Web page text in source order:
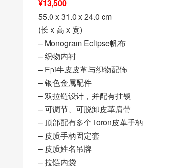
¥13,500
55.0 x 31.0 x 24.0 cm
(长 x 高 x 宽)
– Monogram Eclipse帆布
– 织物内衬
– Epi牛皮皮革与织物配饰
– 银色金属配件
– 双拉链设计，并配有挂锁
– 可调节、可脱卸皮革肩带
– 顶部配有多个Toron皮革手柄
– 皮质手柄固定套
– 皮质姓名吊牌
– 拉链内袋